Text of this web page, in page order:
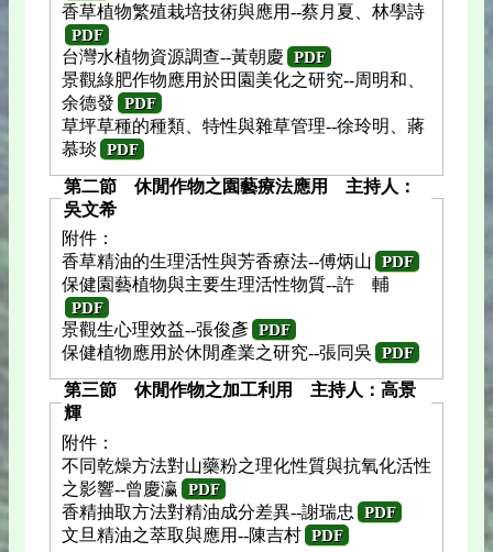
香草植物繁殖栽培技術與應用--蔡月夏、林學詩
PDF
台灣水植物資源調查--黃朝慶 PDF
景觀綠肥作物應用於田園美化之研究--周明和、
余德發
PDF
草坪草種的種類、特性與雜草管理--徐玲明、蔣
慕琰 PDF
第二節 休閒作物之園藝療法應用 主持人：
吳文希
附件：
香草精油的生理活性與芳香療法--傅炳山
PDF
保健園藝植物與主要生理活性物質--許 輔
PDF
景觀生心理效益--張俊彥 PDF
保健植物應用於休閒產業之研究--張同吳 PDF
第三節 休閒作物之加工利用 主持人：高景
輝
附件：
不同乾燥方法對山藥粉之理化性質與抗氧化活性
之影響--曾慶瀛
PDF
香精抽取方法對精油成分差異--謝瑞忠 PDF
文旦精油之萃取與應用--陳吉村 PDF